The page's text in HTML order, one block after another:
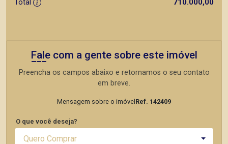
Total 710.000,00
Fale com a gente sobre este imóvel
Preencha os campos abaixo e retornamos o seu contato
em breve.
Mensagem sobre o imóvel Ref. 142409
O que você deseja?
Quero Comprar